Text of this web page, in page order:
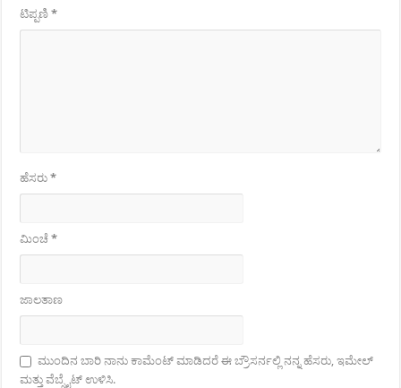
ಟಿಪ್ಪಣಿ*
ಹೆಸರು*
ಮಿಂಚೆ*
ಜಾಲತಾಣ
ಮುಂದಿನ ಬಾರಿ ನಾನು ಕಾಮೆಂಟ್ ಮಾಡಿದರೆ ಈ ಬ್ರೌಸರ್ನಲ್ಲಿ ನನ್ನ ಹೆಸರು, ಇಮೇಲ್
ಮತ್ತು ವೆಬ್ಸೈಟ್ ಉಳಿಸಿ.